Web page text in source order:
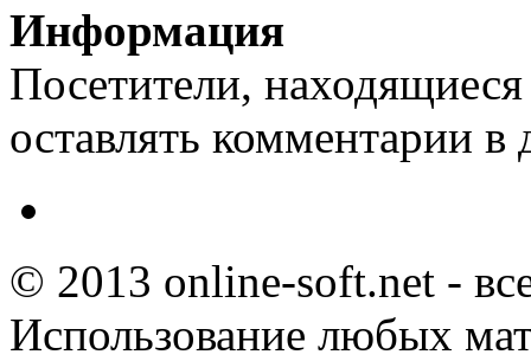
Информация
Посетители,
оставлять комментарии в
© 2013 online-soft.net -
Использование любых